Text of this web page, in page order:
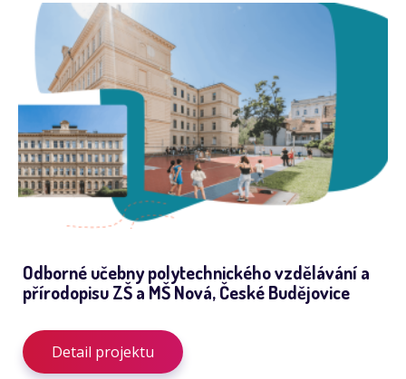
Odborné učebny polytechnického vzdělávání a
přírodopisu ZŠ a MŠ Nová, České Budějovice
Detail projektu